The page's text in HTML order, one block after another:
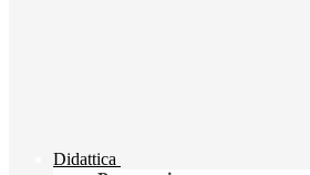
Didattica